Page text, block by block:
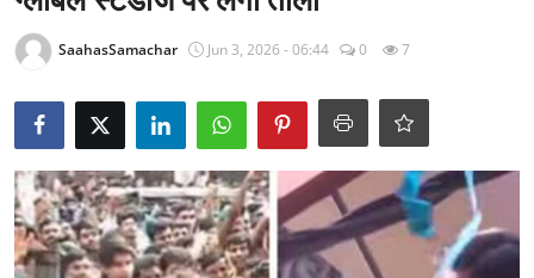
Epaper
धर्म
लाइफस्टाइल
SaahasSamachar Jun 3, 2026 - 06:44 0 7